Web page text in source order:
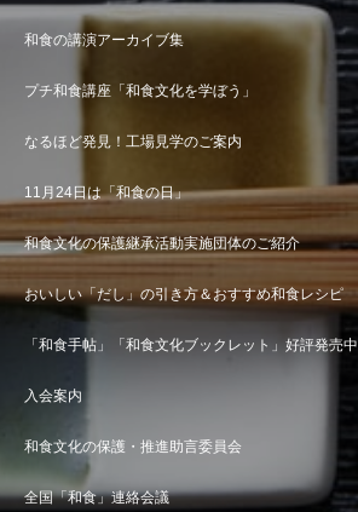
和食の講演アーカイブ集
プチ和食講座「和食文化を学ぼう」
なるほど発見！工場見学のご案内
11月24日は「和食の日」
和食文化の保護継承活動実施団体のご紹介
おいしい「だし」の引き方＆おすすめ和食レシピ
「和食手帖」「和食文化ブックレット」好評発売中
入会案内
和食文化の保護・推進助言委員会
全国「和食」連絡会議